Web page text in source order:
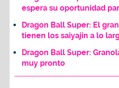
espera su oportunidad
Dragon Ball Super: El
tienen los saiyajin a lo
Dragon Ball Super:
muy pronto